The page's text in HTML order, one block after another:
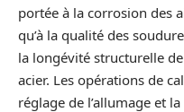
portée à la corrosion des
qu’à la qualité des
la longévité structurelle
acier. Les opérations de
réglage de l’allumage et